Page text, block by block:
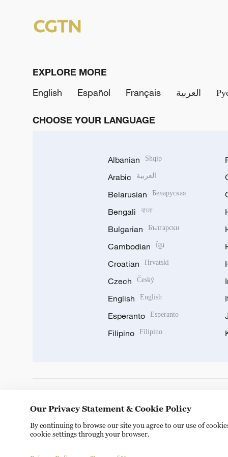
EXPLORE MORE
English
Español Français العربية
CHOOSE YOUR LANGUAGE
Albanian Shqip
Arabic العربية
Belarusian Беларуская
Bengali বাংলা
Bulgarian Български
Cambodian ខ្មែរ
Croatian Hrvatski
Czech Český
English English
Esperanto Esperanto
Filipino Filipino
Our Privacy Statement & Cookie Policy
By continuing to browse our site you agree to our use of
cookie settings through your browser.